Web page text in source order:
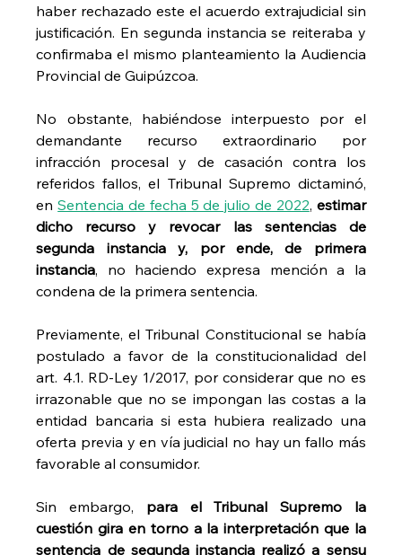
haber rechazado este el acuerdo extrajudicial sin
justificación. En segunda instancia se reiteraba y
confirmaba el mismo planteamiento la Audiencia
Provincial de Guipúzcoa.
No obstante, habiéndose interpuesto por el
demandante recurso extraordinario por
infracción procesal y de casación contra los
referidos fallos, el Tribunal Supremo dictaminó,
en Sentencia de fecha 5 de julio de 2022, estimar
dicho recurso y revocar las sentencias de
segunda instancia y, por ende, de primera
instancia, no haciendo expresa mención a la
condena de la primera sentencia.
Previamente, el Tribunal Constitucional se había
postulado a favor de la constitucionalidad del
art. 4.1. RD-Ley 1/2017, por considerar que no es
irrazonable que no se impongan las costas a la
entidad bancaria si esta hubiera realizado una
oferta previa y en vía judicial no hay un fallo más
favorable al consumidor.
Sin embargo, para el Tribunal Supremo la
cuestión gira en torno a la interpretación que la
sentencia de segunda instancia realizó a sensu